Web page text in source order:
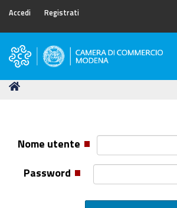
Accedi Registrati
Camera
Commercio
Tu
Nome utente
Password